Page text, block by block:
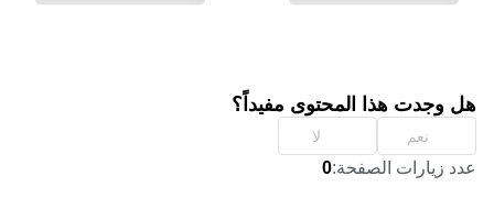
هل وجدت هذا المحتوى مفيداً؟
نعم
عدد زيارات الصفحة:
0